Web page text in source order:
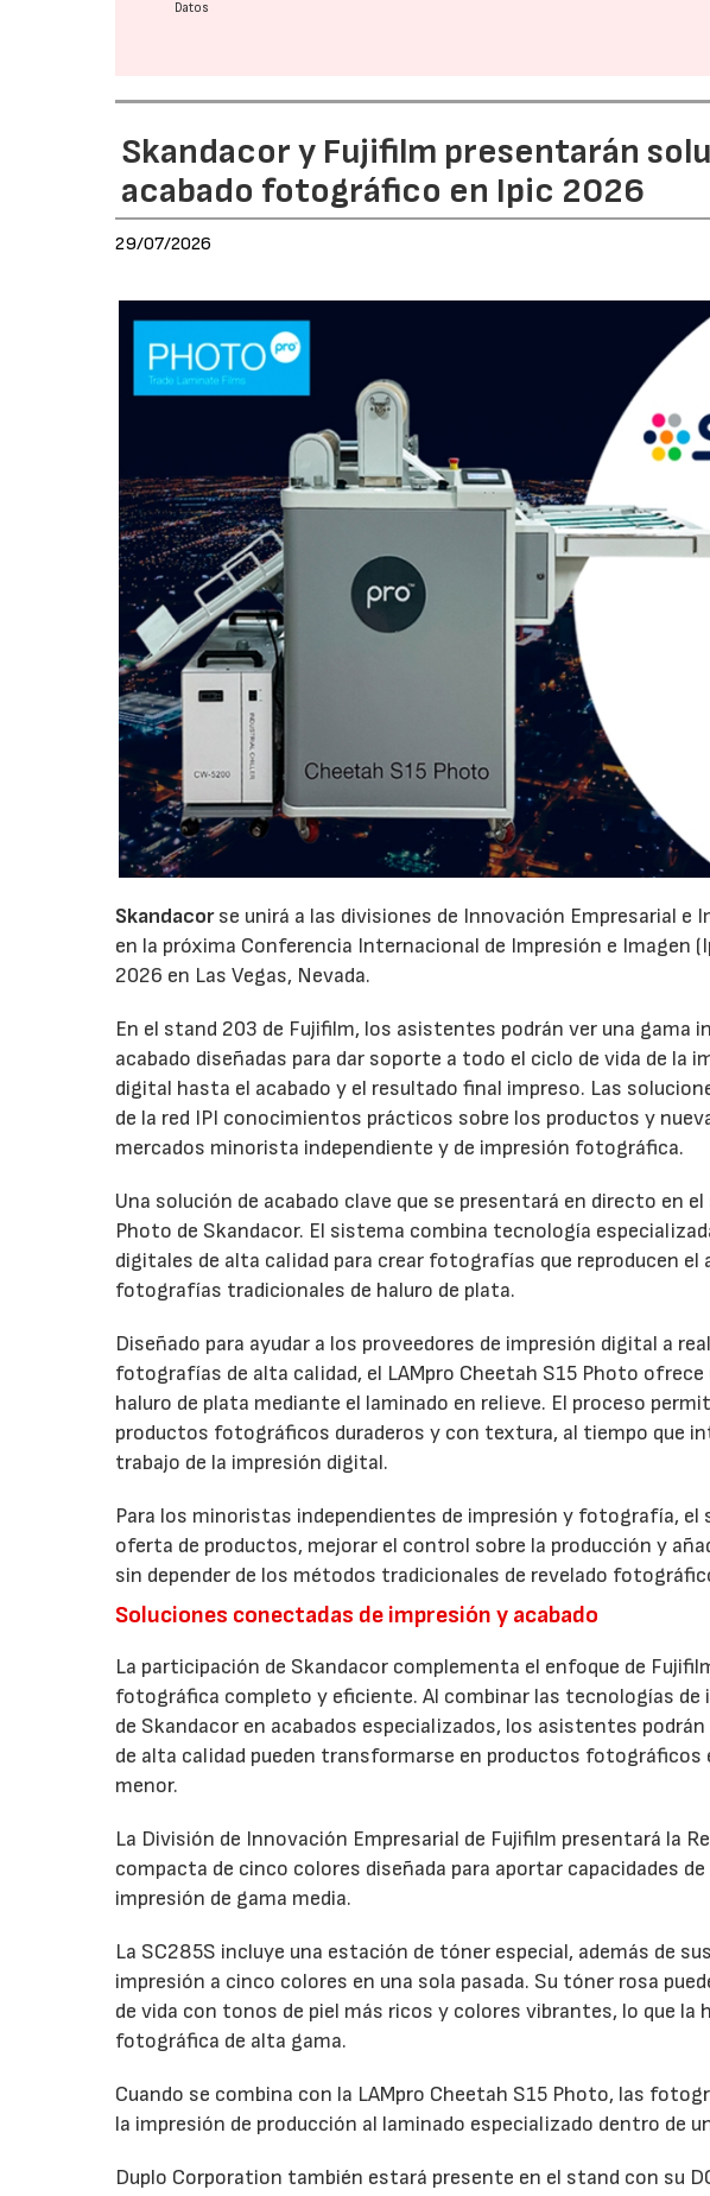
Datos
Skandacor y Fujifilm presentarán
acabado fotográfico en Ipic 2026
29/07/2026
Skandacorse unirá a las divisiones de Innovación Empresarial e
en la próxima Conferencia Internacional de Impresión e Imagen
2026 en Las Vegas, Nevada.
En el stand 203 de Fujifilm, los asistentes podrán ver una gama
acabado diseñadas para dar soporte a todo el ciclo de vida de la
digital hasta el acabado y el resultado final impreso. Las
de la red IPI conocimientos prácticos sobre los productos y
mercados minorista independiente y de impresión fotográfica.
Una solución de acabado clave que se presentará en directo en
Photo de Skandacor. El sistema combina tecnología
digitales de alta calidad para crear fotografías que reproducen
fotografías tradicionales de haluro de plata.
Diseñado para ayudar a los proveedores de impresión digital a
fotografías de alta calidad, el LAMpro Cheetah S15 Photo
haluro de plata mediante el laminado en relieve. El proceso
productos fotográficos duraderos y con textura, al tiempo que
trabajo de la impresión digital.
Para los minoristas independientes de impresión y fotografía,
oferta de productos, mejorar el control sobre la producción y
sin depender de los métodos tradicionales de revelado
Soluciones conectadas de impresión y acabado
La participación de Skandacor complementa el enfoque de
fotográfica completo y eficiente. Al combinar las tecnologías de
de Skandacor en acabados especializados, los asistentes
de alta calidad pueden transformarse en productos
menor.
La División de Innovación Empresarial de Fujifilm presentará la
compacta de cinco colores diseñada para aportar capacidades
impresión de gama media.
La SC285S incluye una estación de tóner especial, además de
impresión a cinco colores en una sola pasada. Su tóner rosa
de vida con tonos de piel más ricos y colores vibrantes, lo que la
fotográfica de alta gama.
Cuando se combina con la LAMpro Cheetah S15 Photo, las
la impresión de producción al laminado especializado dentro de
Duplo Corporation también estará presente en el stand con su